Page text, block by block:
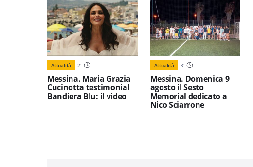
Attualità 2'
Messina. Maria Grazia
Cucinotta testimonial
Bandiera Blu: il video
Attualità 3'
Messina. Domenica 9
agosto il Sesto
Memorial dedicato a
Nico Sciarrone